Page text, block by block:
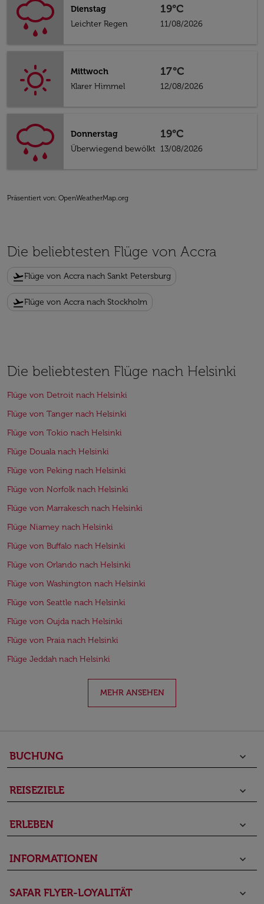
Dienstag
Leichter Regen
19°C
11/08/2026
Mittwoch
Klarer Himmel
17°C
12/08/2026
Donnerstag
Überwiegend bewölkt
19°C
13/08/2026
Präsentiert von: OpenWeatherMap.org
Die beliebtesten Flüge von Accra
flight_takeoffFlüge von Accra nach Sankt Petersburg
flight_takeoffFlüge von Accra nach Stockholm
Die beliebtesten Flüge nach Helsinki
Flüge von Detroit nach Helsinki
Flüge von Tanger nach Helsinki
Flüge von Tokio nach Helsinki
Flüge Douala nach Helsinki
Flüge von Peking nach Helsinki
Flüge von Norfolk nach Helsinki
Flüge von Marrakesch nach Helsinki
Flüge Niamey nach Helsinki
Flüge von Buffalo nach Helsinki
Flüge von Orlando nach Helsinki
Flüge von Washington nach Helsinki
Flüge von Seattle nach Helsinki
Flüge von Oujda nach Helsinki
Flüge von Praia nach Helsinki
Flüge Jeddah nach Helsinki
MEHR ANSEHEN
BUCHUNG keyboard_arrow_down
REISEZIELE keyboard_arrow_down
ERLEBEN keyboard_arrow_down
INFORMATIONEN keyboard_arrow_down
SAFAR FLYER-LOYALITÄT keyboard_arrow_down